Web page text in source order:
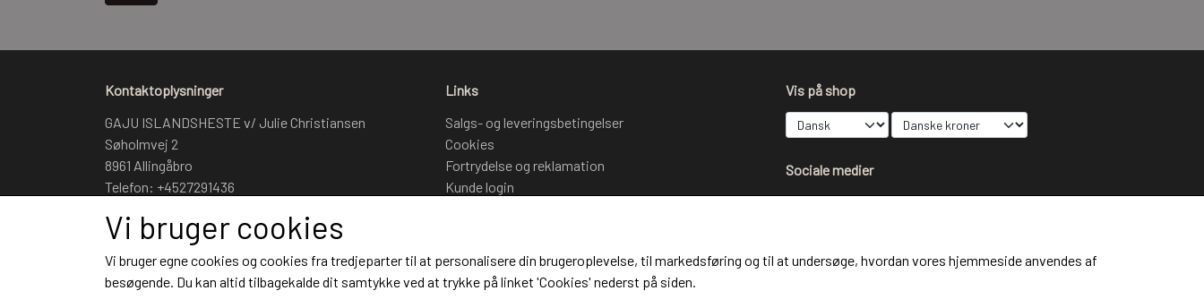
Kontaktoplysninger
GAJU ISLANDSHESTE v/ Julie Christiansen
Søholmvej 2
8961 Allingåbro
Telefon: +4527291436
Links
Salgs- og leveringsbetingelser
Cookies
Fortrydelse og reklamation
Kunde login
Vis på shop
Sociale medier
Modtag vores nyhedsbrev via e-mail
Vi bruger cookies
Vi bruger egne cookies og cookies fra tredjeparter til at personalisere din brugeroplevelse, til markedsføring og til at undersøge, hvordan vores hjemmeside anvendes af
besøgende. Du kan altid tilbagekalde dit samtykke ved at trykke på linket 'Cookies' nederst på siden.